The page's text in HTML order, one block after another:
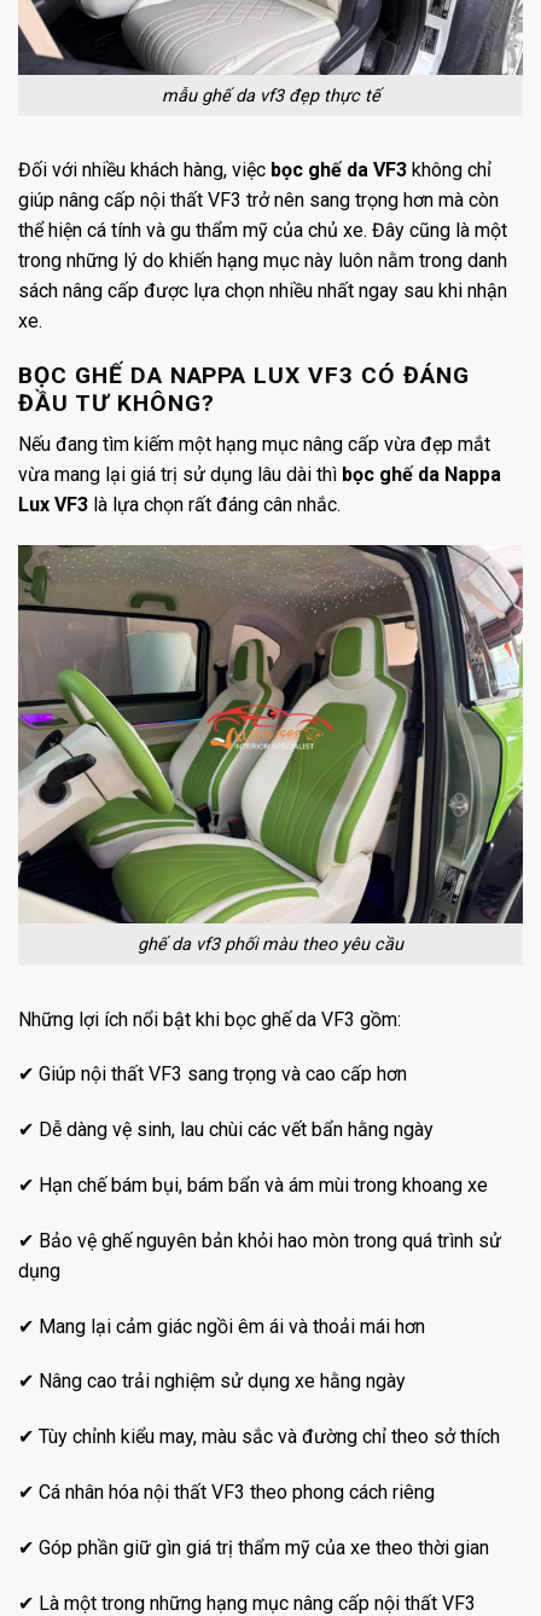
mẫu ghế da vf3 đẹp thực tế
Đối với nhiều khách hàng, việc bọc ghế da VF3 không chỉ
giúp nâng cấp nội thất VF3 trở nên sang trọng hơn mà còn
thể hiện cá tính và gu thẩm mỹ của chủ xe. Đây cũng là một
trong những lý do khiến hạng mục này luôn nằm trong danh
sách nâng cấp được lựa chọn nhiều nhất ngay sau khi nhận
xe.
BỌC GHẾ DA NAPPA LUX VF3 CÓ ĐÁNG
ĐẦU TƯ KHÔNG?
Nếu đang tìm kiếm một hạng mục nâng cấp vừa đẹp mắt
vừa mang lại giá trị sử dụng lâu dài thì bọc ghế da Nappa
Lux VF3 là lựa chọn rất đáng cân nhắc.
ghế da vf3 phối màu theo yêu cầu
Những lợi ích nổi bật khi bọc ghế da VF3 gồm:
✔ Giúp nội thất VF3 sang trọng và cao cấp hơn
✔ Dễ dàng vệ sinh, lau chùi các vết bẩn hằng ngày
✔ Hạn chế bám bụi, bám bẩn và ám mùi trong khoang xe
✔ Bảo vệ ghế nguyên bản khỏi hao mòn trong quá trình sử
dụng
✔ Mang lại cảm giác ngồi êm ái và thoải mái hơn
✔ Nâng cao trải nghiệm sử dụng xe hằng ngày
✔ Tùy chỉnh kiểu may, màu sắc và đường chỉ theo sở thích
✔ Cá nhân hóa nội thất VF3 theo phong cách riêng
✔ Góp phần giữ gìn giá trị thẩm mỹ của xe theo thời gian
✔ Là một trong những hạng mục nâng cấp nội thất VF3